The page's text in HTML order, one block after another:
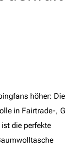
höher: Die
in Fairtrade-,
die perfekte